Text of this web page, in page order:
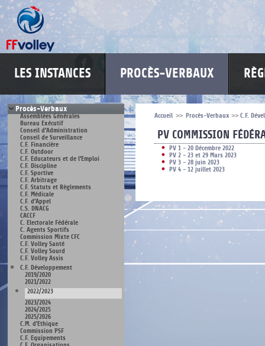
LES INSTANCES PROCÈS-VERBAUX
Procès-Verbaux
Assemblées Générales
Bureau Exécutif
Conseil d'Administration
Conseil de Surveillance
C.F. Financière
C.F. Outdoor
C.F. Educateurs et de l'Emploi
C.F. Discipline
C.F. Sportive
C.F. Arbitrage
C.F. Statuts et Règlements
C.F. Médicale
C.F. d'Appel
C.S. DNACG
CACCF
C. Electorale Fédérale
C. Agents Sportifs
Commission Mixte CFC
C.F. Volley Santé
C.F. Volley Sourd
C.F. Volley Assis
C.F. Développement
2019/2020
2021/2022
2022/2023
2023/2024
2024/2025
2025/2026
C.M. d'Ethique
Commission PSF
C.F. Equipements
Accueil >> Procès-Verbaux >> C.F.
PV COMMISSION
PV 1 - 20 Décembre 2022
PV 2 - 23 et 29 Mars 2023
PV 3 - 28 juin 2023
PV 4 - 12 juillet 2023